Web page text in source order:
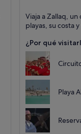
Zallaq
Puntos fuertes:
Viaja a Zallaq,
playas, su costa
¿Por qué
Playa